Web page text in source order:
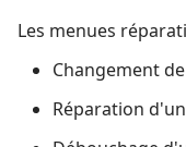
Les menues
Changement
Réparation